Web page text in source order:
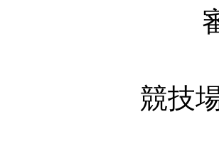
競技